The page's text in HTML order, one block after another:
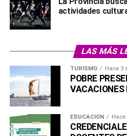
actividades
LAS MÁS
TURISMO Hace 3
POBRE
VACACIONES
EDUCACIÓN